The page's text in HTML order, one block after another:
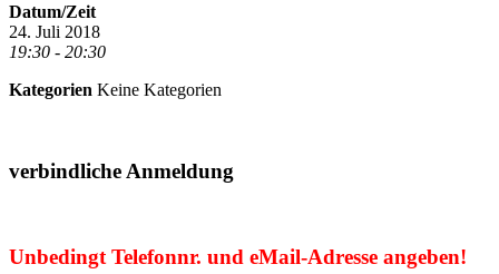
Datum/Zeit
24. Juli 2018
19:30 - 20:30
Kategorien Keine Kategorien
verbindliche Anmeldung
Unbedingt Telefonnr. und eMail-Adresse angeben!